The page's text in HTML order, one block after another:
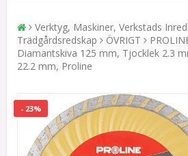
Verktyg, Maskiner, Verkstads
Trädgårdsredskap
ÖVRIGT
Diamantskiva 125 mm, Tjocklek 2.3
22.2 mm, Proline
- 23%